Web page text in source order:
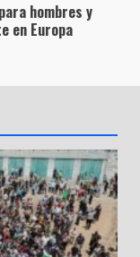
hombres y
en Europa